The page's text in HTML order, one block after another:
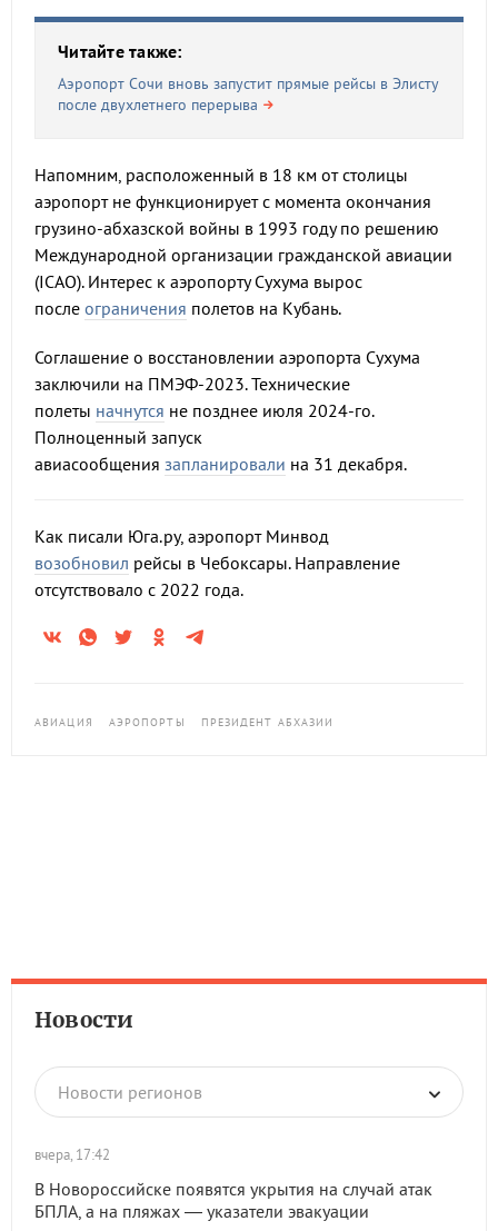
Читайте также:
Аэропорт Сочи вновь запустит прямые рейсы в Элисту
после двухлетнего перерыва
Напомним, расположенный в 18 км от столицы
аэропорт не функционирует с момента окончания
грузино-абхазской войны в 1993 году по решению
Международной организации гражданской авиации
(ICAO). Интерес к аэропорту Сухума вырос
после ограничения полетов на Кубань.
Соглашение о восстановлении аэропорта Сухума
заключили на ПМЭФ-2023. Технические
полеты начнутся не позднее июля 2024-го.
Полноценный запуск
авиасообщения запланировали на 31 декабря.
Как писали Юга.ру, аэропорт Минвод
возобновил рейсы в Чебоксары. Направление
отсутствовало с 2022 года.
АВИАЦИЯ АЭРОПОРТЫ ПРЕЗИДЕНТ АБХАЗИИ
Новости
Новости регионов
вчера, 17:42
В Новороссийске появятся укрытия на случай атак
БПЛА, а на пляжах — указатели эвакуации